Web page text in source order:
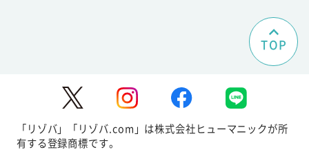
TOP
「リゾバ」「リゾバ.com」は株式会社ヒューマニックが所
有する登録商標です。